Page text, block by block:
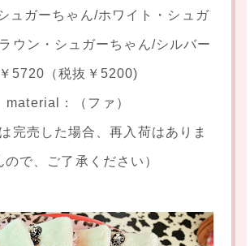
ュガーちゃん/ホワイト・シュガ
ウン・シュガーちゃん/シルバー
￥5720（税抜￥5200)
material：（ファ）
完売した場合、再入荷はありま
ので、ご了承ください）